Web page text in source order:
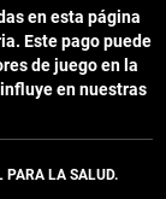
en esta página
. Este pago puede
de juego en la
en nuestras
PARA LA SALUD.